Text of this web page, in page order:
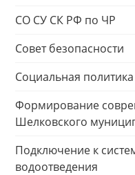
СО СУ СК РФ по ЧР
Совет безопасности
Социальная политика
Формирование
Шелковского
Подключение к
водоотведения